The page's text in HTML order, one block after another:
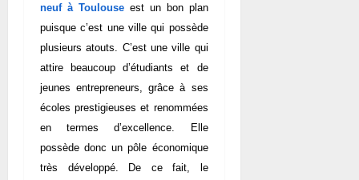
neuf à Toulouse estun bon plan
puisque c’est une ville qui possède
plusieurs atouts. C’est une ville qui
attire beaucoup d’étudiants et de
jeunes entrepreneurs, grâce à ses
écoles prestigieuses et renommées
en termes d’excellence. Elle
possède donc un pôle économique
très développé. De ce fait, le